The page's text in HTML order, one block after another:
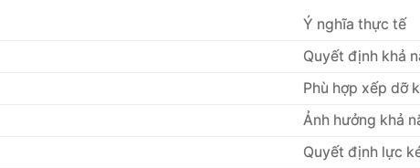
Ý nghĩa thực tế
Quyết định khả
Phù hợp xếp dỡ
Ảnh hưởng khả
Quyết định lực